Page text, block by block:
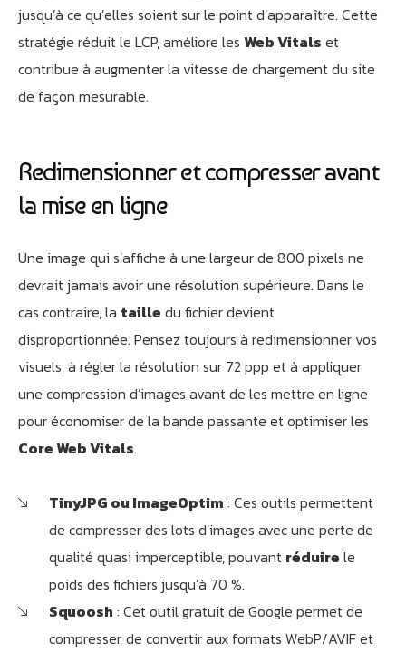
jusqu’à ce qu’elles soient sur le point d’apparaître. Cette
stratégie réduit le LCP, améliore les Web Vitals et
contribue à augmenter la vitesse de chargement du site
de façon mesurable.
Redimensionner et compresser avant
la mise en ligne
Une image qui s’affiche à une largeur de 800 pixels ne
devrait jamais avoir une résolution supérieure. Dans le
cas contraire, la taille du fichier devient
disproportionnée. Pensez toujours à redimensionner vos
visuels, à régler la résolution sur 72 ppp et à appliquer
une compression d’images avant de les mettre en ligne
pour économiser de la bande passante et optimiser les
Core Web Vitals.
TinyJPG ou ImageOptim : Ces outils permettent
de compresser des lots d’images avec une perte de
qualité quasi imperceptible, pouvant réduire le
poids des fichiers jusqu’à 70 %.
Squoosh : Cet outil gratuit de Google permet de
compresser, de convertir aux formats WebP/AVIF et